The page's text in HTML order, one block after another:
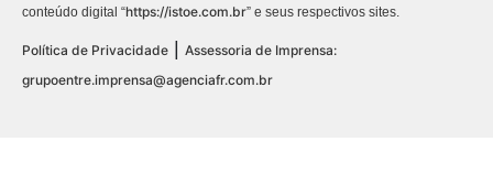
conteúdo digital “https://istoe.com.br” e seus respectivos sites.
Política de Privacidade
Assessoria de Imprensa:
grupoentre.imprensa@agenciafr.com.br